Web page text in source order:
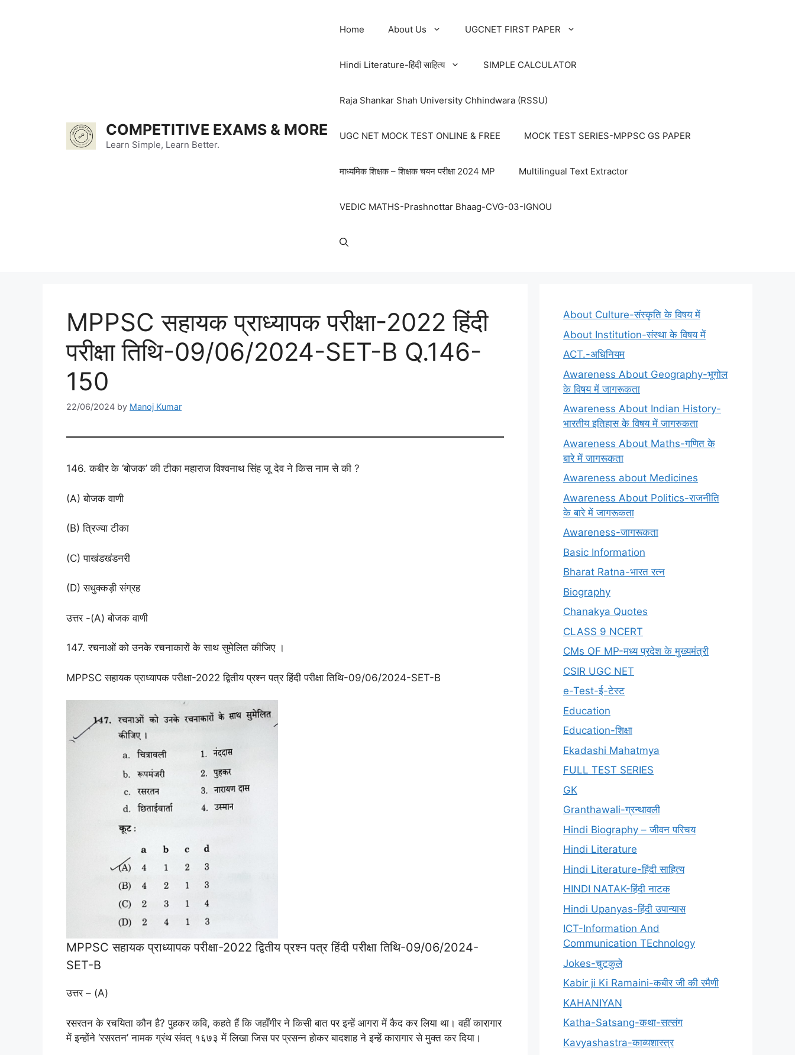
COMPETITIVE EXAMS & MORE
Learn Simple, Learn Better.
Home About Us UGCNET FIRST PAPER
Hindi Literature-हिंदी साहित्य SIMPLE CALCULATOR
Raja Shankar Shah University Chhindwara (RSSU)
UGC NET MOCK TEST ONLINE & FREE MOCK TEST SERIES-MPPSC GS PAPER
माध्यमिक शिक्षक – शिक्षक चयन परीक्षा 2024 MP Multilingual Text Extractor
VEDIC MATHS-Prashnottar Bhaag-CVG-03-IGNOU
MPPSC सहायक प्राध्यापक परीक्षा-2022 हिंदी
परीक्षा तिथि-09/06/2024-SET-B Q.146-
150
22/06/2024 by Manoj Kumar
146. कबीर के ‘बोजक’ की टीका महाराज विश्वनाथ सिंह जू देव ने किस नाम से की ?
(A) बोजक वाणी
(B) त्रिज्या टीका
(C) पाखंडखंडनरी
(D) सधुक्कड़ी संग्रह
उत्तर -(A) बोजक वाणी
147. रचनाओं को उनके रचनाकारों के साथ सुमेलित कीजिए ।
MPPSC सहायक प्राध्यापक परीक्षा-2022 द्वितीय प्रश्न पत्र हिंदी परीक्षा तिथि-09/06/2024-SET-B
MPPSC सहायक प्राध्यापक परीक्षा-2022 द्वितीय प्रश्न पत्र हिंदी परीक्षा तिथि-09/06/2024-
SET-B
उत्तर – (A)
रसरतन के रचयिता कौन है? पुहकर कवि, कहते हैं कि जहाँगीर ने किसी बात पर इन्हें आगरा में कैद कर लिया था। वहीं कारागार
में इन्होंने ‘रसरतन’ नामक ग्रंथ संवत् १६७३ में लिखा जिस पर प्रसन्न होकर बादशाह ने इन्हें कारागार से मुक्त कर दिया।
About Culture-संस्कृति के विषय में
About Institution-संस्था के विषय में
ACT.-अधिनियम
Awareness About Geography-भूगोल
के विषय में जागरूकता
Awareness About Indian History-
भारतीय इतिहास के विषय में जागरुकता
Awareness About Maths-गणित के
बारे में जागरूकता
Awareness about Medicines
Awareness About Politics-राजनीति
के बारे में जागरूकता
Awareness-जागरूकता
Basic Information
Bharat Ratna-भारत रत्न
Biography
Chanakya Quotes
CLASS 9 NCERT
CMs OF MP-मध्य प्रदेश के मुख्यमंत्री
CSIR UGC NET
e-Test-ई-टेस्ट
Education
Education-शिक्षा
Ekadashi Mahatmya
FULL TEST SERIES
GK
Granthawali-ग्रन्थावली
Hindi Biography – जीवन परिचय
Hindi Literature
Hindi Literature-हिंदी साहित्य
HINDI NATAK-हिंदी नाटक
Hindi Upanyas-हिंदी उपान्यास
ICT-Information And
Communication TEchnology
Jokes-चुटकुले
Kabir ji Ki Ramaini-कबीर जी की रमैणी
KAHANIYAN
Katha-Satsang-कथा-सत्संग
Kavyashastra-काव्यशास्त्र